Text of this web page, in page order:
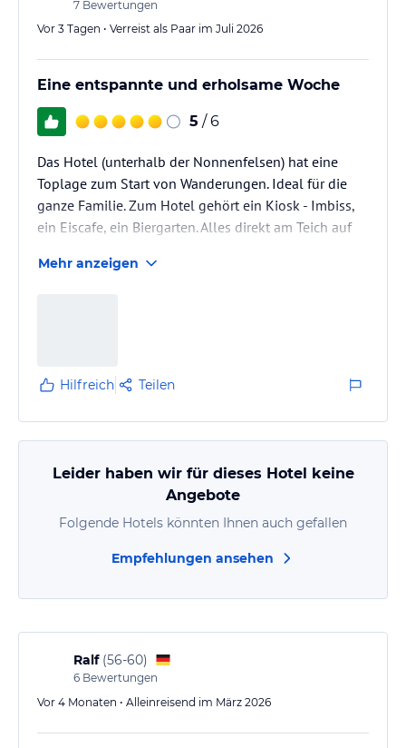
7 Bewertungen
Vor 3 Tagen • Verreist als Paar im Juli 2026
Eine entspannte und erholsame Woche
5 / 6
Das Hotel (unterhalb der Nonnenfelsen) hat eine
Toplage zum Start von Wanderungen. Ideal für die
ganze Familie. Zum Hotel gehört ein Kiosk - Imbiss,
ein Eiscafe, ein Biergarten. Alles direkt am Teich auf
Mehr anzeigen
Hilfreich Teilen
Leider haben wir für dieses Hotel keine
Angebote
Folgende Hotels könnten Ihnen auch gefallen
Empfehlungen ansehen
Ralf (56-60)
6 Bewertungen
Vor 4 Monaten • Alleinreisend im März 2026